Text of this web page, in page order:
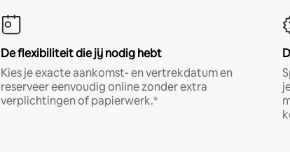
De flexibiliteit die jij nodig hebt
Kies je exacte aankomst- en vertrekdatum en
reserveer eenvoudig online zonder extra
verplichtingen of papierwerk.*